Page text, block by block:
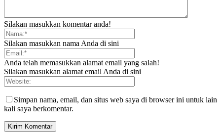
Silakan masukkan komentar anda!
Silakan masukkan nama Anda di sini
Anda telah memasukkan alamat email yang salah!
Silakan masukkan alamat email Anda di sini
Simpan nama, email, dan situs web saya di browser ini untuk lain
kali saya berkomentar.